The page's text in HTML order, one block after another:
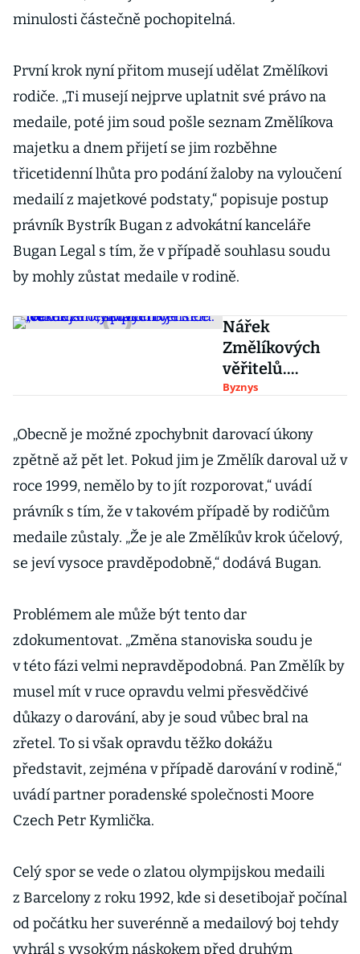
minulosti částečně pochopitelná.
První krok nyní přitom musejí udělat Změlíkovi
rodiče. „Ti musejí nejprve uplatnit své právo na
medaile, poté jim soud pošle seznam Změlíkova
majetku a dnem přijetí se jim rozběhne
třicetidenní lhůta pro podání žaloby na vyloučení
medailí z majetkové podstaty,“ popisuje postup
právník Bystrík Bugan z advokátní kanceláře
Bugan Legal s tím, že v případě souhlasu soudu
by mohly zůstat medaile v rodině.
Nářek
Změlíkových
věřitelů.
Někdejší
„oddlužen“,
splácel by tisíce
Byznys
„Obecně je možné zpochybnit darovací úkony
zpětně až pět let. Pokud jim je Změlík daroval už v
roce 1999, nemělo by to jít rozporovat,“ uvádí
právník s tím, že v takovém případě by rodičům
medaile zůstaly. „Že je ale Změlíkův krok účelový,
se jeví vysoce pravděpodobně,“ dodává Bugan.
Problémem ale může být tento dar
zdokumentovat. „Změna stanoviska soudu je
v této fázi velmi nepravděpodobná. Pan Změlík by
musel mít v ruce opravdu velmi přesvědčivé
důkazy o darování, aby je soud vůbec bral na
zřetel. To si však opravdu těžko dokážu
představit, zejména v případě darování v rodině,“
uvádí partner poradenské společnosti Moore
Czech Petr Kymlička.
Celý spor se vede o zlatou olympijskou medaili
z Barcelony z roku 1992, kde si desetibojař počínal
od počátku her suverénně a medailový boj tehdy
vyhrál s vysokým náskokem před druhým